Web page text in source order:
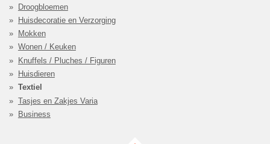
Droogbloemen
Huisdecoratie en Verzorging
Mokken
Wonen / Keuken
Knuffels / Pluches / Figuren
Huisdieren
Textiel
Tasjes en Zakjes Varia
Business